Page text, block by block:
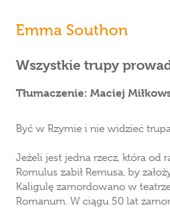
Emma Southon
Wszystkie trupy
Tłumaczenie: Maciej
Być w Rzymie i nie widzieć
Jeżeli jest jedna rzecz, która od
Romulus zabił Remusa, by
Kaligulę zamordowano w
Romanum. W ciągu 50 lat